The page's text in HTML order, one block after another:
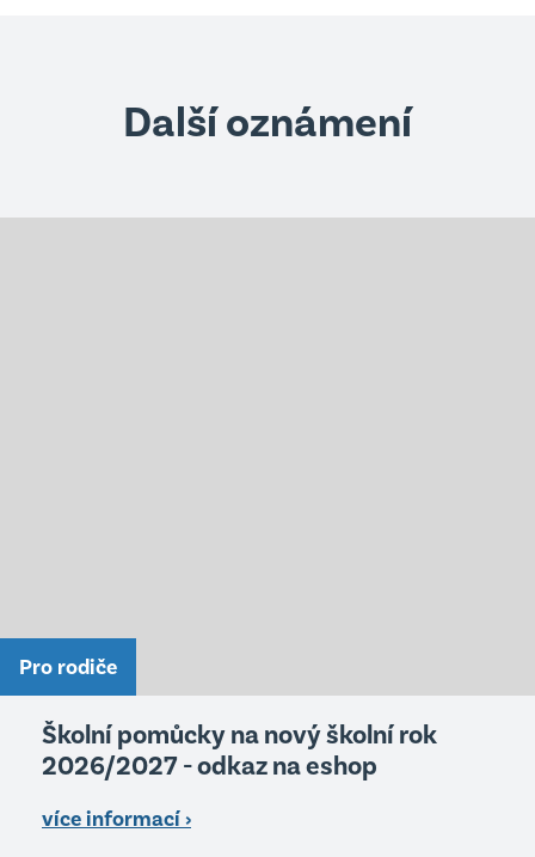
Další oznámení
Pro rodiče
Školní pomůcky na nový školní rok
2026/2027 - odkaz na eshop
více informací ›